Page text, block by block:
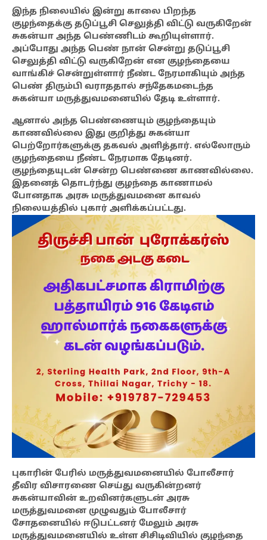
இந்த நிலையில் இன்று காலை பிறந்த
குழந்தைக்கு தடுப்பூசி செலுத்தி விட்டு வருகிறேன்
சுகன்யா அந்த பெண்ணிடம் கூறியுள்ளார்.
அப்போது அந்த பெண் நான் சென்று தடுப்பூசி
செலுத்தி விட்டு வருகிறேன் என குழந்தையை
வாங்கிச் சென்றுள்ளார் நீண்ட நேரமாகியும் அந்த
பெண் திரும்பி வராததால் சந்தேகமடைந்த
சுகன்யா மருத்துவமனையில் தேடி உள்ளார்.
ஆனால் அந்த பெண்ணையும் குழந்தையும்
காணவில்லை இது குறித்து சுகன்யா
பெற்றோர்களுக்கு தகவல் அளித்தார். எல்லோரும்
குழந்தையை நீண்ட நேரமாக தேடினர்.
குழந்தையுடன் சென்ற பெண்ணை காணவில்லை.
இதனைத் தொடர்ந்து குழந்தை காணாமல்
போனதாக அரசு மருத்துவமனை காவல்
நிலையத்தில் புகார் அளிக்கப்பட்டது.
புகாரின் பேரில் மருத்துவமனையில் போலீசார்
தீவிர விசாரணை செய்து வருகின்றனர்
சுகன்யாவின் உறவினர்களுடன் அரசு
மருத்துவமனை முழுவதும் போலீசார்
சோதனையில் ஈடுபட்டனர் மேலும் அரசு
மருத்துவமனையில் உள்ள சிசிடிவியில் குழந்தை